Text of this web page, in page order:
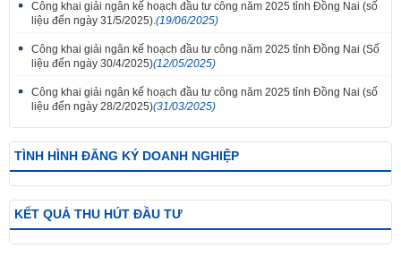
Công khai giải ngân kế hoạch đầu tư công năm 2025 tỉnh Đồng Nai (số
liệu đến ngày 31/5/2025). (19/06/2025)
Công khai giải ngân kế hoạch đầu tư công năm 2025 tỉnh Đồng Nai (Số
liệu đến ngày 30/4/2025)(12/05/2025)
Công khai giải ngân kế hoạch đầu tư công năm 2025 tỉnh Đồng Nai (số
liệu đến ngày 28/2/2025)(31/03/2025)
TÌNH HÌNH ĐĂNG KÝ DOANH NGHIỆP
KẾT QUẢ THU HÚT ĐẦU TƯ